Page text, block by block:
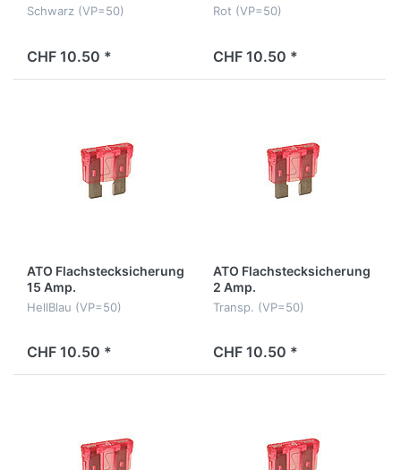
Schwarz (VP=50)
CHF 10.50 *
Rot (VP=50)
CHF 10.50 *
ATO Flachstecksicherung
15 Amp.
HellBlau (VP=50)
CHF 10.50 *
ATO Flachstecksicherung
2 Amp.
Transp. (VP=50)
CHF 10.50 *